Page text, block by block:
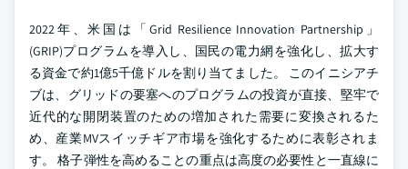
2022年、米国は「Grid Resilience Innovation Partnership」
(GRIP)プログラムを導入し、国民の電力網を強化し、拡大す
る資金で約1億5千億ドルを割り当てました。 このイニシアチ
ブは、グリッドの要塞へのプログラムの投資が直接、堅牢で
近代的な開閉装置のための増加された需要に変換されるた
め、産業MVスイッチギア市場を強化するために表彰されま
す。 格子弾性を高めることの重点は高度の必要性と一直線に